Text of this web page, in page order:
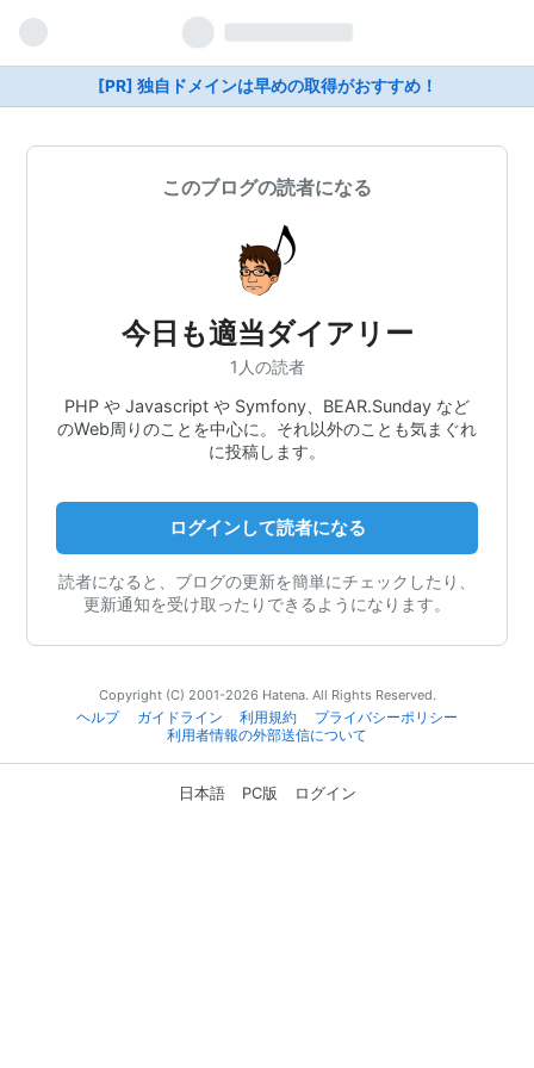
[PR] 独自ドメインは早めの取得がおすすめ！
このブログの読者になる
今日も適当ダイアリー
1人の読者
PHP や Javascript や Symfony、BEAR.Sunday など
のWeb周りのことを中心に。それ以外のことも気まぐれ
に投稿します。
ログインして読者になる
読者になると、ブログの更新を簡単にチェックしたり、
更新通知を受け取ったりできるようになります。
Copyright (C) 2001-2026 Hatena. All Rights Reserved.
ヘルプ
ガイドライン 利用規約
プライバシーポリシー
利用者情報の外部送信について
日本語 PC版 ログイン